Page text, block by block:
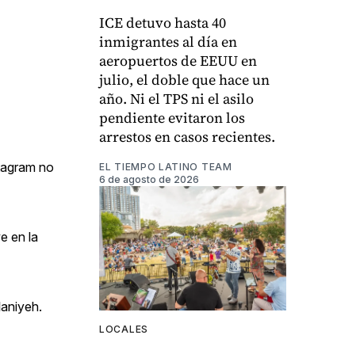
no
en la
ICE detuvo hasta 40
inmigrantes al día en
aeropuertos de EEUU en
julio, el doble que hace un
año. Ni el TPS ni el asilo
pendiente evitaron los
arrestos en casos recientes.
EL TIEMPO LATINO TEAM
6 de agosto de 2026
LOCALES